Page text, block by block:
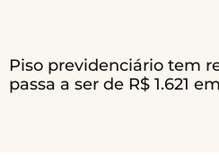
Piso previdenciário tem
passa a ser de R$ 1.621